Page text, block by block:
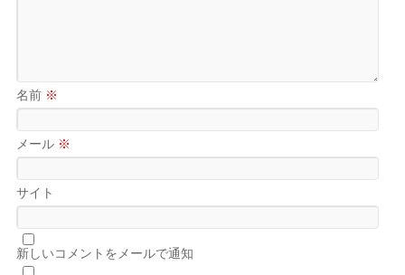
名前 ※
メール ※
サイト
新しいコメントをメールで通知